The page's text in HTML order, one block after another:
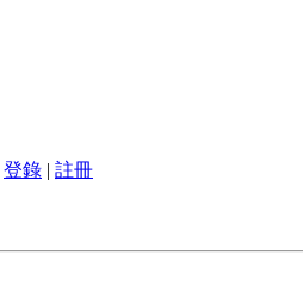
登錄 | 註冊